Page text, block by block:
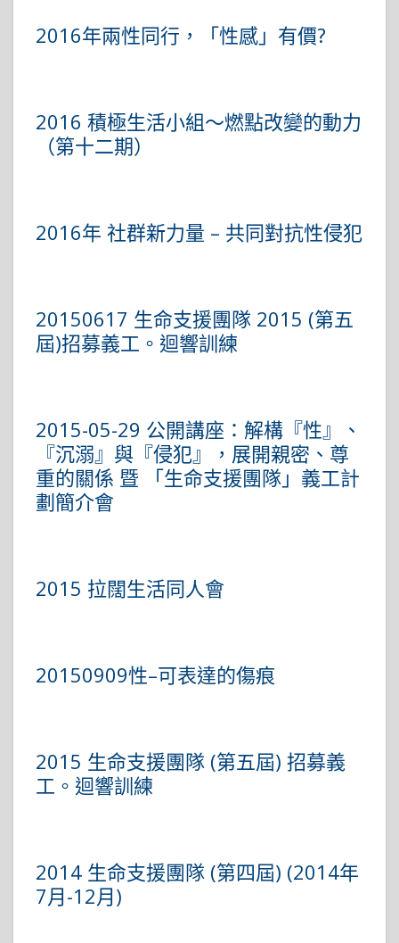
2016年兩性同行，「性感」有價?
2016 積極生活小組～燃點改變的動力
（第十二期）
2016年 社群新力量 – 共同對抗性侵犯
20150617 生命支援團隊 2015 (第五
屆)招募義工。迴響訓練
2015-05-29 公開講座：解構『性』、
『沉溺』與『侵犯』，展開親密、尊
重的關係 暨 「生命支援團隊」義工計
劃簡介會
2015 拉闊生活同人會
20150909性–可表達的傷痕
2015 生命支援團隊 (第五屆) 招募義
工。迴響訓練
2014 生命支援團隊 (第四屆) (2014年
7月-12月)